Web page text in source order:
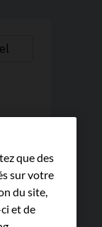
que des
sur votre
du site,
et de